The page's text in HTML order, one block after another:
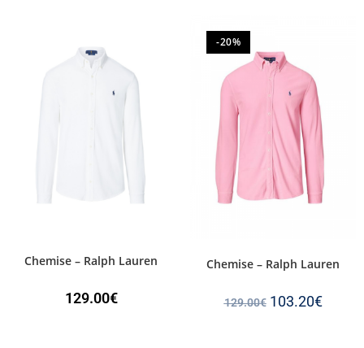
Chemise – Ralph Lauren
129.00€
-20%
Chemise – Ralph Lauren
129.00€ 103.20€